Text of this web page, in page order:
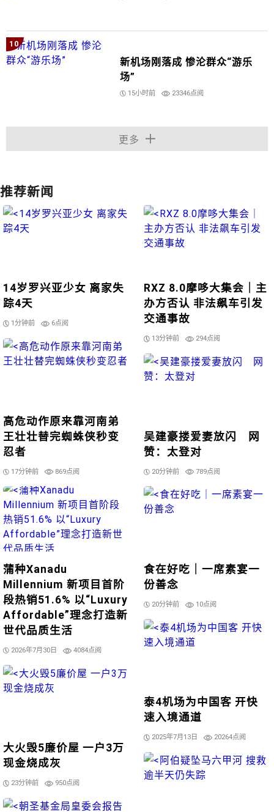
10
新机场刚落成 惨沦群众“游乐
场”
15小时前 23346点阅
更多
推荐新闻
14岁罗兴亚少女 离家失
踪4天
1分钟前 6点阅
RXZ 8.0摩哆大集会｜主
办方否认 非法飙车引发
交通事故
13分钟前 294点阅
高危动作原来靠河南弟
王壮壮替完蜘蛛侠秒变
忍者
17分钟前 869点阅
吴建豪搂爱妻放闪 网
赞：太登对
20分钟前 789点阅
蒲种Xanadu
Millennium 新项目首阶
段热销51.6% 以“Luxury
Affordable”理念打造新
世代品质生活
2026年7月30日 4084点阅
食在好吃｜一席素宴一
份善念
20分钟前 10点阅
泰4机场为中国客 开快
速入境通道
2025年7月13日 20264点阅
大火毁5廉价屋 一户3万
现金烧成灰
23分钟前 950点阅